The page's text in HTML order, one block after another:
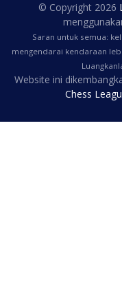
© Copyright 2026
Saran untuk semua:
mengendarai kendaraan
Website ini
Chess